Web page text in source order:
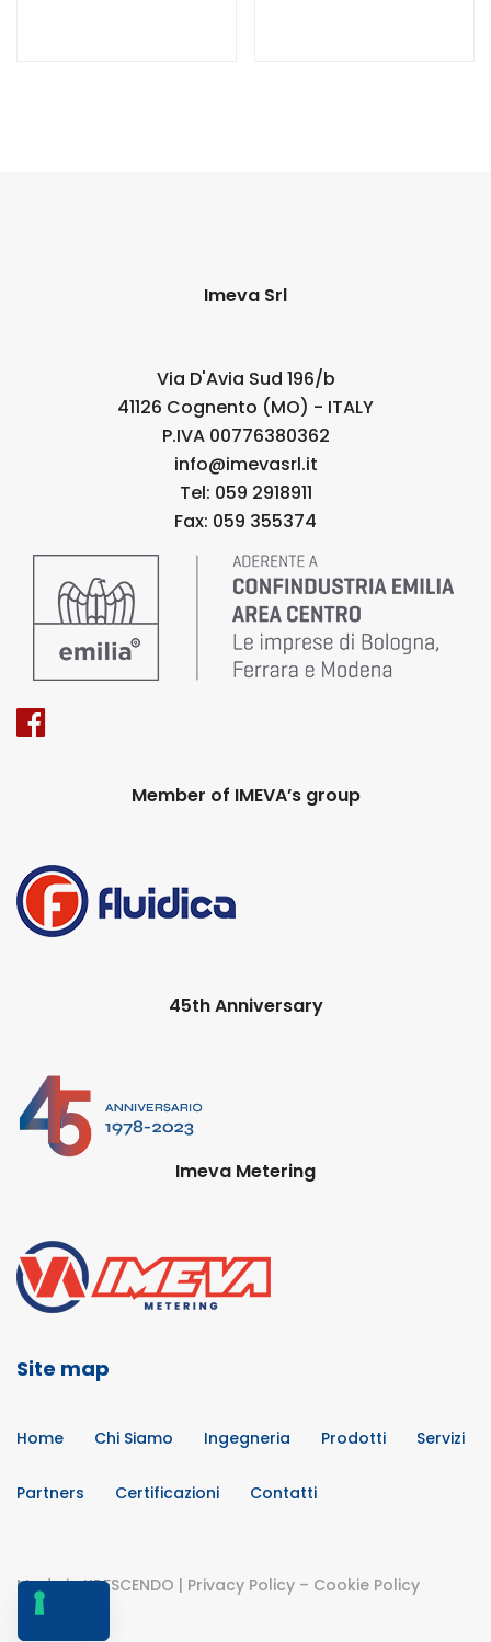
Imeva Srl
Via D'Avia Sud 196/b
41126 Cognento (MO) - ITALY
P.IVA 00776380362
info@imevasrl.it
Tel: 059 2918911
Fax: 059 355374
Member of IMEVA’s group
45th Anniversary
Imeva Metering
Site map
Home Chi Siamo Ingegneria Prodotti Servizi
Partners Certificazioni Contatti
Made inKRESCENDO | Privacy Policy – Cookie Policy